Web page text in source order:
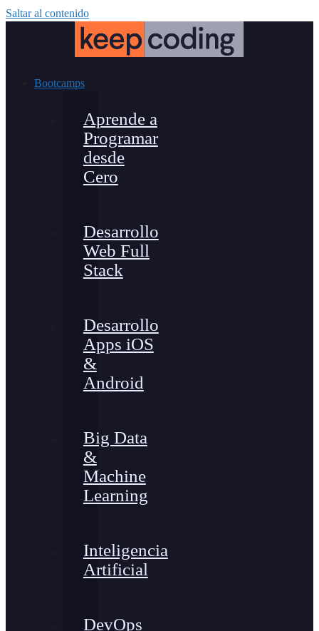
Saltar al contenido
Bootcamps
Aprende a
Programar
desde
Cero
Desarrollo
Web Full
Stack
Desarrollo
Apps iOS
&
Android
Big Data
&
Machine
Learning
Inteligencia
Artificial
DevOps